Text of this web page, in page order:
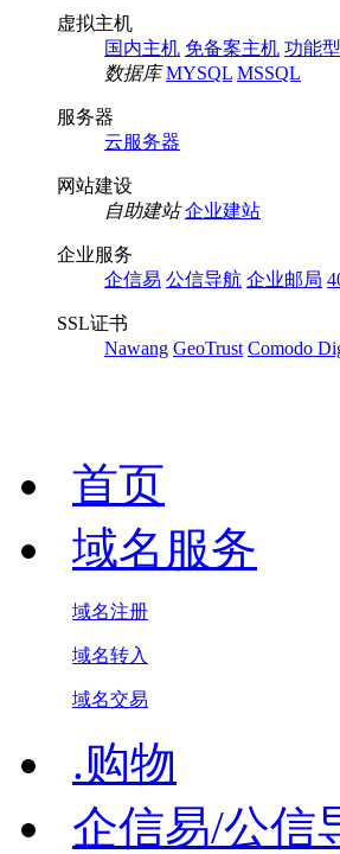
虚拟主机
国内主机 免备案主机 功能
数据库 MYSQL MSSQL
服务器
云服务器
网站建设
自助建站 企业建站
企业服务
企信易 公信导航 企业邮局
SSL证书
Nawang GeoTrust Comodo
首页
域名服务
域名注册
域名转入
域名交易
.购物
企信易/公信